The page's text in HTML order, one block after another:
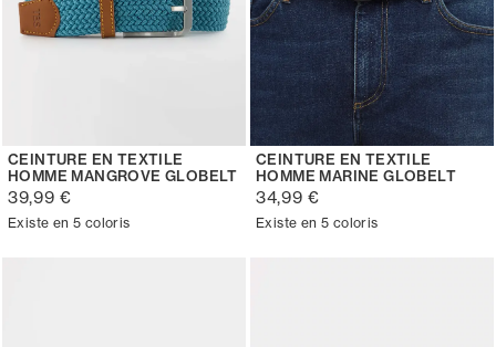
CEINTURE EN TEXTILE
HOMME MANGROVE GLOBELT
39,99 €
Existe en 5 coloris
CEINTURE EN TEXTILE
HOMME MARINE GLOBELT
34,99 €
Existe en 5 coloris